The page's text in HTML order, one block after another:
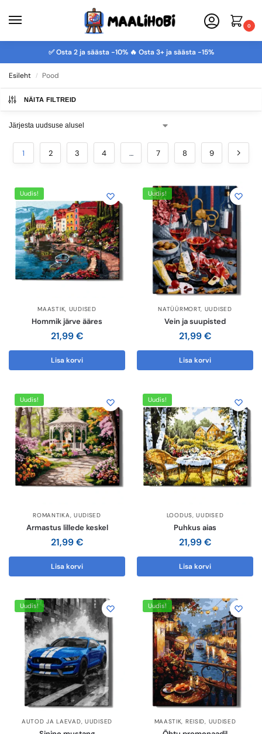
0
✅ Osta 2 ja säästa -10% 🔥 Osta 3+ ja säästa -15%
Esileht / Pood
NÄITA FILTREID
1 2 3 4 … 7 8 9
Uudis!
MAASTIK, UUDISED
Hommik järve ääres
21,99€
Lisa korvi
Uudis!
NATÜÜRMORT, UUDISED
Vein ja suupisted
21,99€
Lisa korvi
Uudis!
ROMANTIKA, UUDISED
Armastus lillede keskel
21,99€
Lisa korvi
Uudis!
LOODUS,UUDISED
Puhkus aias
21,99€
Lisa korvi
Uudis!
AUTOD JA LAEVAD, UUDISED
Uudis!
MAASTIK, REISID, UUDISED